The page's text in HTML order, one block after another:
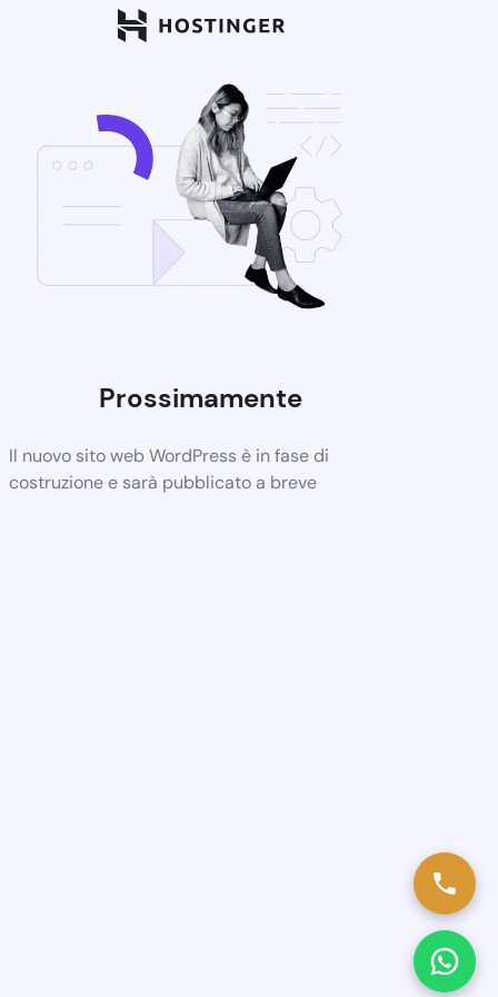
Prossimamente
Il nuovo sito web WordPress è in fase di
costruzione e sarà pubblicato a breve